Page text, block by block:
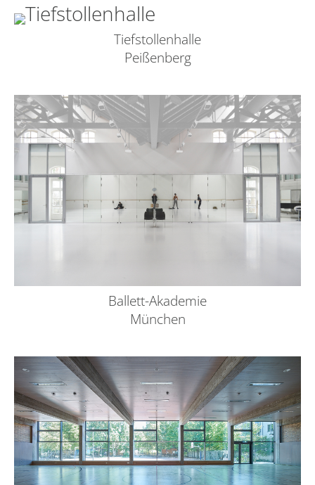
Tiefstollenhalle
Peißenberg
Ballett-Akademie
München